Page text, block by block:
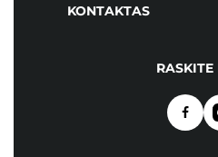
KONTAKTAS
RASKITE